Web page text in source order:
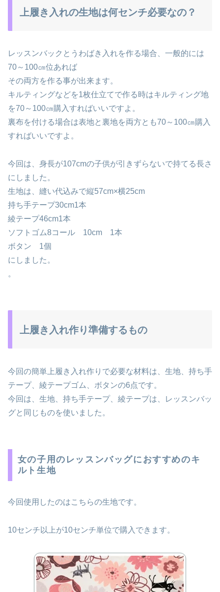
上履き入れの生地は何センチ必要なの？
レッスンバックとうわばき入れを作る場合、一般的には
70～100㎝位あれば
その両方を作る事が出来ます。
キルティングなどを1枚仕立てで作る時はキルティング地
を70～100㎝購入すればいいですよ。
裏布を付ける場合は表地と裏地を両方とも70～100㎝購入
すればいいですよ。
今回は、身長が107cmの子供が引きずらないで持てる長さ
にしました。
生地は、縫い代込みで縦57cm×横25cm
持ち手テープ30cm1本
綾テープ46cm1本
ソフトゴム8コール 10cm 1本
ボタン 1個
にしました。
。
上履き入れ作り準備するもの
今回の簡単上履き入れ作りで必要な材料は、生地、持ち手
テープ、綾テープゴム、ボタンの6点です。
今回は、生地、持ち手テープ、綾テープは、レッスンバッ
グと同じものを使いました。
女の子用のレッスンバッグにおすすめのキ
ルト生地
今回使用したのはこちらの生地です。
10センチ以上が10センチ単位で購入できます。